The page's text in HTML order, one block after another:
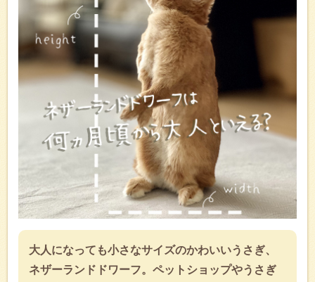
ネザーランドドワーフは大
ェイス！何か月から大人と
大人になっても小さなサイズのかわいいうさぎ、
ネザーランドドワーフ。ペットショップやうさぎ